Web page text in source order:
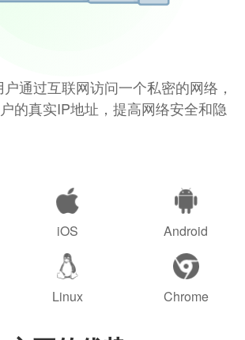
通过互联网访问一个私密的网络，
的真实IP地址，提高网络安全和隐
iOS Android
Linux Chrome